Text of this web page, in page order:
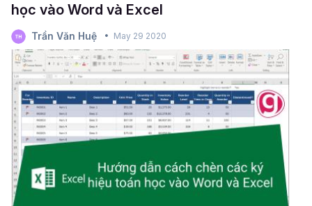
học vào Word và Excel
Trần Văn Huệ May 29 2020